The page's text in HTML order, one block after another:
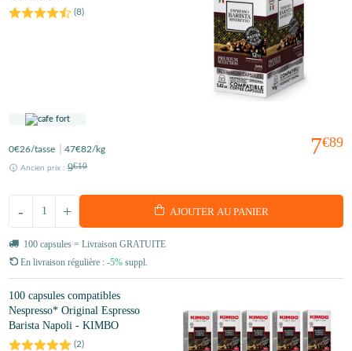
(8)
7€89
0€26/tasse 47€82/kg
Ancien prix : 9€10
+
- AJOUTER AU PANIER
100 capsules = Livraison GRATUITE
En livraison régulière : -5% suppl.
100 capsules compatibles
Nespresso* Original Espresso
Barista Napoli - KIMBO
(2)